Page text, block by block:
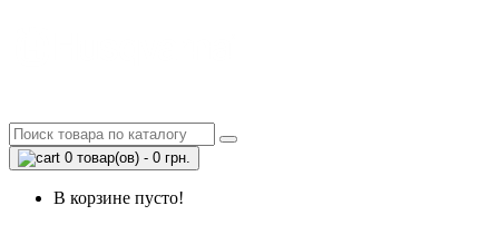
0 товар(ов) - 0 грн.
В корзине пусто!